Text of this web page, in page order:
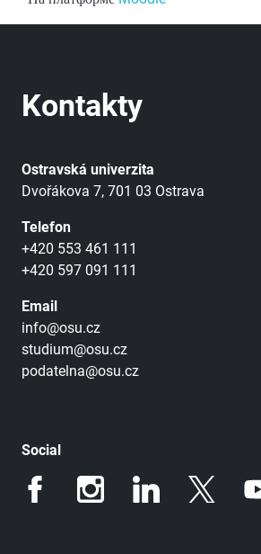
Kontakty
Ostravská univerzita
Dvořákova 7, 701 03 Ostrava
Telefon
+420 553 461 111
+420 597 091 111
Email
info@osu.cz
studium@osu.cz
podatelna@osu.cz
Social